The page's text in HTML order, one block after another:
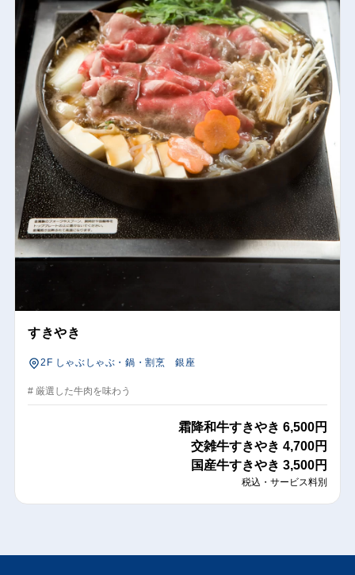
すきやき
2F しゃぶしゃぶ・鍋・割烹 銀座
# 厳選した牛肉を味わう
霜降和牛すきやき 6,500円
交雑牛すきやき 4,700円
国産牛すきやき 3,500円
税込・サービス料別